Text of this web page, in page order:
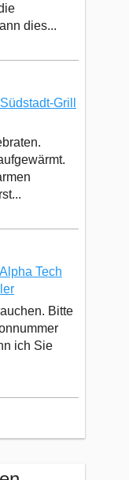
dies...
Grill
Tech
Bitte
ich Sie